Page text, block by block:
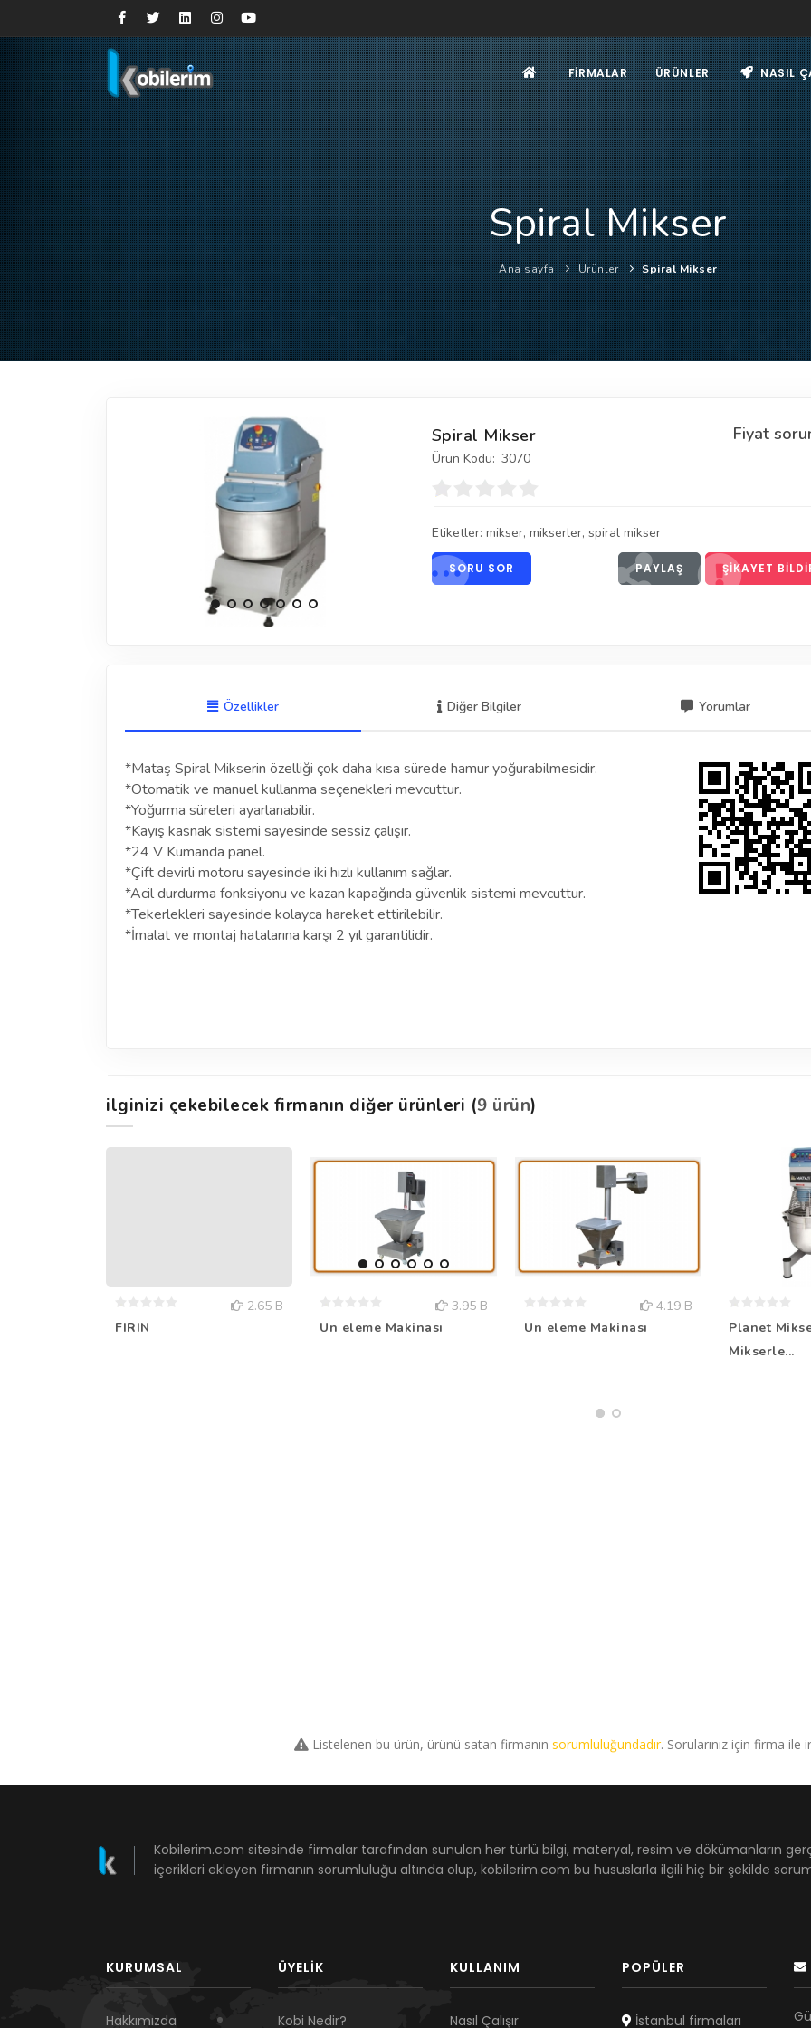
FIRMALAR ÜRÜNLER NASIL
Spiral Mikser
Ana sayfa Ürünler Spiral Mikser
Fiyat
Spiral Mikser
Ürün Kodu: 3070
Etiketler: mikser, mikserler, spiral mikser
SORU SOR PAYLAŞ ŞIKAYET
Özellikler Diğer Bilgiler Yorumlar
*Mataş Spiral Mikserin özelliği çok daha kısa sürede hamur yoğurabilmesidir.
*Otomatik ve manuel kullanma seçenekleri mevcuttur.
*Yoğurma süreleri ayarlanabilir.
*Kayış kasnak sistemi sayesinde sessiz çalışır.
*24 V Kumanda panel.
*Çift devirli motoru sayesinde iki hızlı kullanım sağlar.
*Acil durdurma fonksiyonu ve kazan kapağında güvenlik sistemi mevcuttur.
*Tekerlekleri sayesinde kolayca hareket ettirilebilir.
*İmalat ve montaj hatalarına karşı 2 yıl garantilidir.
ilginizi çekebilecek firmanın diğer ürünleri (9 ürün)
2.65 B
FIRIN
3.95 B
Un eleme Makinası
4.19 B
Un eleme Makinası
Planet
Mikserle...
Listelenen bu ürün, ürünü satan firmanın sorumluluğundadır. Sorularınız için firma ile
Kobilerim.com sitesinde firmalar tarafından sunulan her türlü bilgi, materyal, resim ve dökümanların
içerikleri ekleyen firmanın sorumluluğu altında olup, kobilerim.com bu hususlarla ilgili hiç bir şekilde
KURUMSAL
Hakkımızda
ÜYELIK
Kobi Nedir?
KULLANIM
Nasıl Çalışır
POPÜLER
İstanbul firmaları